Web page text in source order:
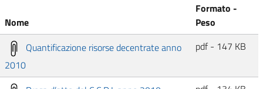
Nome
Formato -
Peso
Quantificazione risorse decentrate anno
2010
pdf - 147 KB